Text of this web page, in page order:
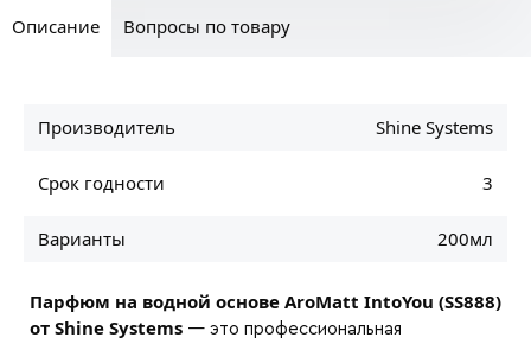
Описание Вопросы по товару
Производитель Shine Systems
Срок годности 3
Варианты 200мл
Парфюм на водной основе AroMatt IntoYou (SS888)
от Shine Systems — это профессиональная